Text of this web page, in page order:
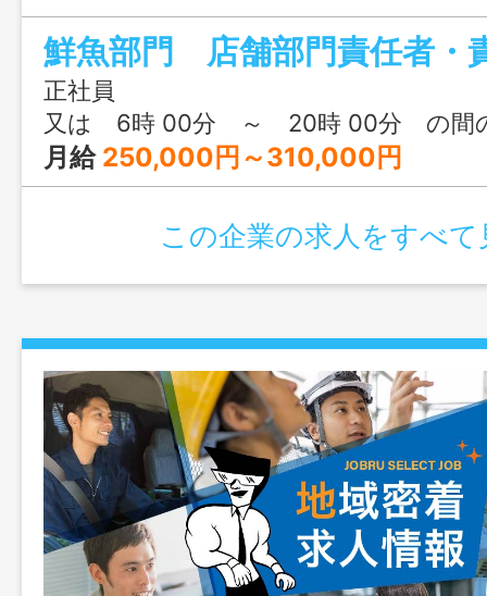
等 【業務範囲：変更あり、配置換
属先店舗は異動あり（通勤時間片道１時
正社員
又は 6時 00分 ～ 20時 00分 の間
月給 250,000円～310,000円
この企業の求人をすべて